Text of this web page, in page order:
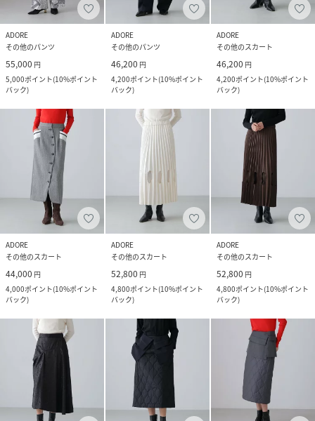
ADORE
その他のパンツ
55,000 円
5,000ポイント(10%ポイント
バック)
ADORE
その他のパンツ
46,200 円
4,200ポイント(10%ポイント
バック)
ADORE
その他のスカート
46,200 円
4,200ポイント(10%ポイント
バック)
ADORE
その他のスカート
44,000 円
4,000ポイント(10%ポイント
バック)
ADORE
その他のスカート
52,800 円
4,800ポイント(10%ポイント
バック)
ADORE
その他のスカート
52,800 円
4,800ポイント(10%ポイント
バック)